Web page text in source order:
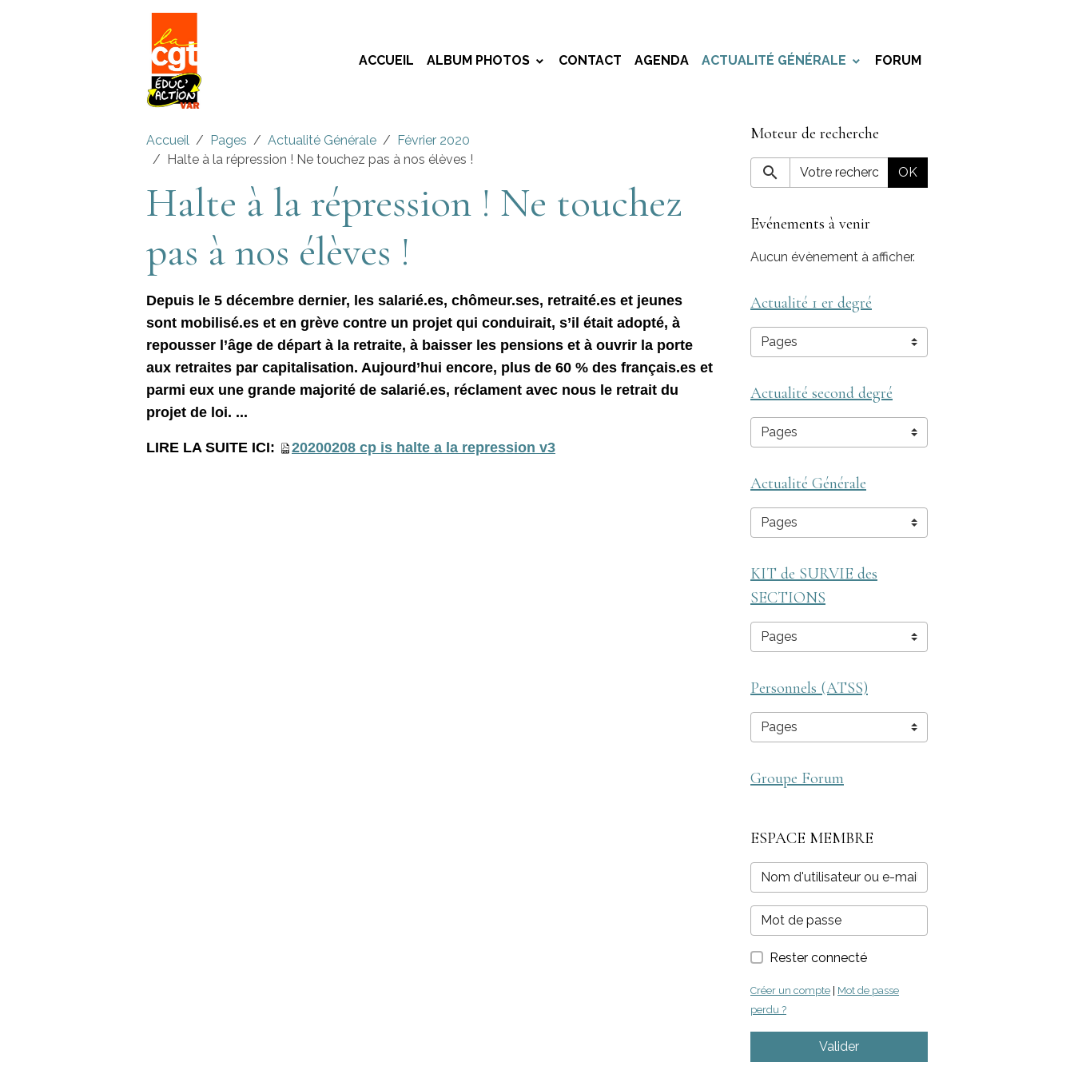
ACCUEIL ALBUM PHOTOS CONTACT AGENDA ACTUALITÉ GÉNÉRALE FORUM
Accueil Pages Actualité Générale
Février 2020
Halte à la répression ! Ne touchez pas à nos élèves !
Halte à la répression ! Ne touchez
pas à nos élèves !
Depuis le 5 décembre dernier, les salarié.es, chômeur.ses, retraité.es et jeunes
sont mobilisé.es et en grève contre un projet qui conduirait, s’il était adopté, à
repousser l’âge de départ à la retraite, à baisser les pensions et à ouvrir la porte
aux retraites par capitalisation. Aujourd’hui encore, plus de 60 % des français.es et
parmi eux une grande majorité de salarié.es, réclament avec nous le retrait du
projet de loi. ...
LIRE LA SUITE ICI: 20200208 cp is halte a la repression v3
Moteur de recherche
OK
Evénements à venir
Aucun évènement à afficher.
Actualité 1 er degré
Actualité second degré
Actualité Générale
KIT de SURVIE des
SECTIONS
Personnels (ATSS)
Groupe Forum
ESPACE MEMBRE
Rester connecté
Créer un compte
Mot de passe
perdu ?
Valider